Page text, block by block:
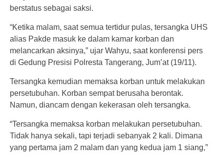
berstatus sebagai saksi.
“Ketika malam, saat semua tertidur pulas, tersangka UHS
alias Pakde masuk ke dalam kamar korban dan
melancarkan aksinya,” ujar Wahyu, saat konferensi pers
di Gedung Presisi Polresta Tangerang, Jum’at (19/11).
Tersangka kemudian memaksa korban untuk melakukan
persetubuhan. Korban sempat berusaha berontak.
Namun, diancam dengan kekerasan oleh tersangka.
“Tersangka memaksa korban melakukan persetubuhan.
Tidak hanya sekali, tapi terjadi sebanyak 2 kali. Dimana
yang pertama jam 2 malam dan yang kedua jam 1 siang,”